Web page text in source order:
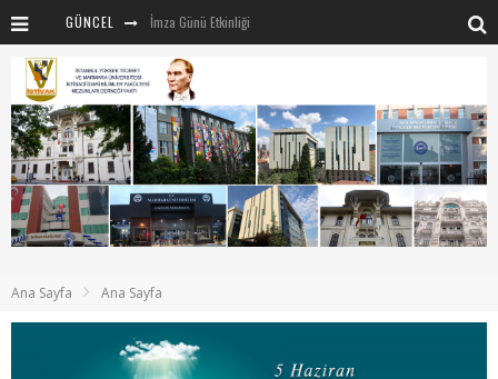
GÜNCEL İmza Günü Etkinliği
İSTİVAK 2025 Nisan Ayı Yönetim Kurulu Toplantısı
Mentör-Marmara projesi Kahvaltı Buluşması
“RUH VE BEDENİN UYANIŞI” konulu etkinliğimizden kareler
SAHNE SANATLARINDA İZ BIRAKAN CUMHURİYET KADINLARI
Ana Sayfa Ana Sayfa